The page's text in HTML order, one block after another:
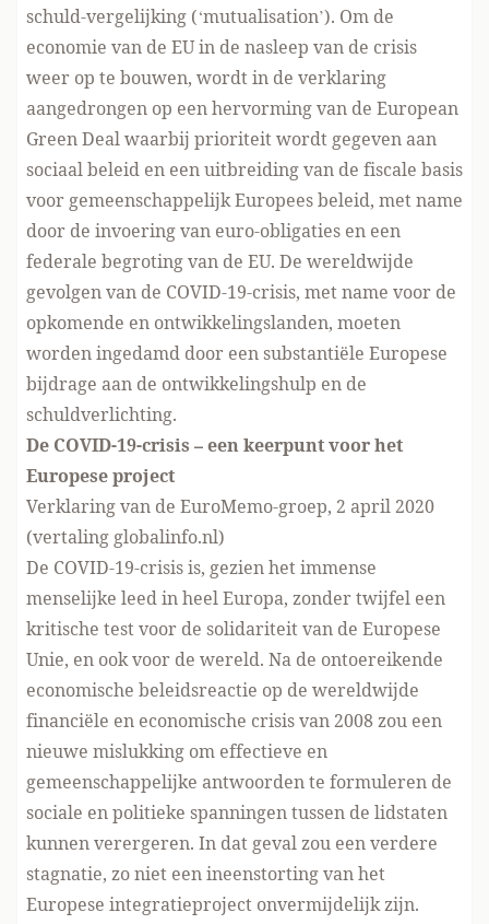
schuld-vergelijking (‘mutualisation’). Om de
economie van de EU in de nasleep van de crisis
weer op te bouwen, wordt in de verklaring
aangedrongen op een hervorming van de European
Green Deal waarbij prioriteit wordt gegeven aan
sociaal beleid en een uitbreiding van de fiscale basis
voor gemeenschappelijk Europees beleid, met name
door de invoering van euro-obligaties en een
federale begroting van de EU. De wereldwijde
gevolgen van de COVID-19-crisis, met name voor de
opkomende en ontwikkelingslanden, moeten
worden ingedamd door een substantiële Europese
bijdrage aan de ontwikkelingshulp en de
schuldverlichting.
De COVID-19-crisis – een keerpunt voor het
Europese project
Verklaring van de EuroMemo-groep, 2 april 2020
(vertaling globalinfo.nl)
De COVID-19-crisis is, gezien het immense
menselijke leed in heel Europa, zonder twijfel een
kritische test voor de solidariteit van de Europese
Unie, en ook voor de wereld. Na de ontoereikende
economische beleidsreactie op de wereldwijde
financiële en economische crisis van 2008 zou een
nieuwe mislukking om effectieve en
gemeenschappelijke antwoorden te formuleren de
sociale en politieke spanningen tussen de lidstaten
kunnen verergeren. In dat geval zou een verdere
stagnatie, zo niet een ineenstorting van het
Europese integratieproject onvermijdelijk zijn.